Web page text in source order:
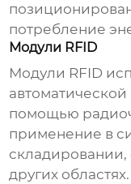
потребление
Модули RFID
Модули RFID
помощью
применение в
складировании,
других